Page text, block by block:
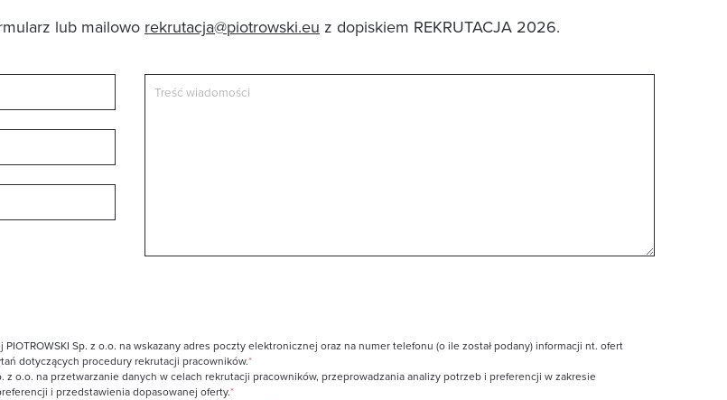
lub mailowo rekrutacja@piotrowski.eu z dopiskiem REKRUTACJA 2026.
Sp. z o.o. na wskazany adres poczty elektronicznej oraz na numer telefonu (o ile został podany) informacji nt. ofert
dotyczących procedury rekrutacji pracowników.*
z o.o. na przetwarzanie danych w celach rekrutacji pracowników, przeprowadzania analizy potrzeb i preferencji w zakresie
i przedstawienia dopasowanej oferty.*